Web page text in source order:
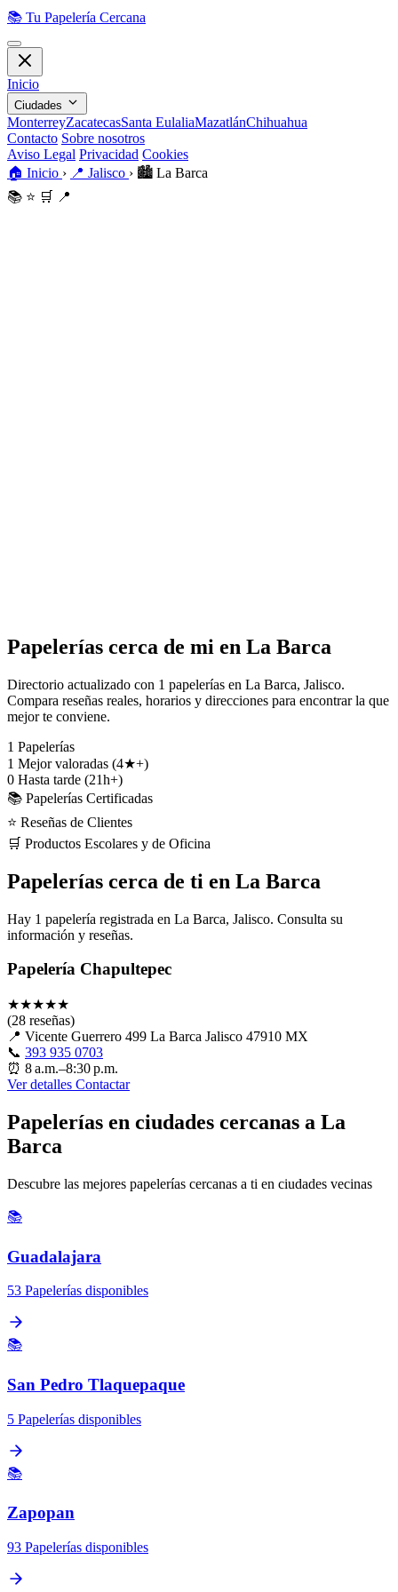
📚 Tu Papelería Cercana
Inicio
Ciudades
MonterreyZacatecasSanta EulaliaMazatlánChihuahua
Contacto Sobre nosotros
Aviso Legal Privacidad Cookies
🏠 Inicio › 📍 Jalisco › 🏙️ La Barca
📚 ⭐ 🛒 📍
Papelerías cerca de mi en La Barca
Directorio actualizado con 1 papelerías en La Barca, Jalisco.
Compara reseñas reales, horarios y direcciones para encontrar la que
mejor te conviene.
1 Papelerías
1 Mejor valoradas (4★+)
0 Hasta tarde (21h+)
📚 Papelerías Certificadas
⭐ Reseñas de Clientes
🛒 Productos Escolares y de Oficina
Papelerías cerca de ti en La Barca
Hay 1 papelería registrada en La Barca, Jalisco. Consulta su
información y reseñas.
Papelería Chapultepec
★★★★★
(28 reseñas)
📍 Vicente Guerrero 499 La Barca Jalisco 47910 MX
📞 393 935 0703
⏰ 8 a.m.–8:30 p.m.
Ver detalles Contactar
Papelerías en ciudades cercanas a La
Barca
Descubre las mejores papelerías cercanas a ti en ciudades vecinas
📚
Guadalajara
53 Papelerías disponibles
📚
San Pedro Tlaquepaque
5 Papelerías disponibles
📚
Zapopan
93 Papelerías disponibles